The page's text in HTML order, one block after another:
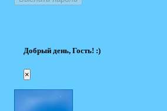
Добрый день, Гость! :)
×